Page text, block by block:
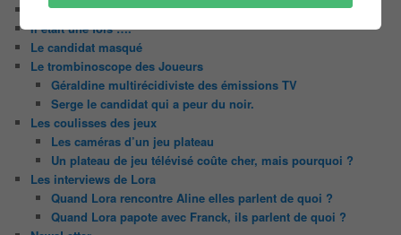
Contact
Il était une fois ….
Le candidat masqué
Le trombinoscope des Joueurs
Géraldine multirécidiviste des émissions TV
Serge le candidat qui a peur du noir.
Les coulisses des jeux
Les caméras d’un jeu plateau
Un plateau de jeu télévisé coûte cher, mais pourquoi ?
Les interviews de Lora
Quand Lora rencontre Aline elles parlent de quoi ?
Quand Lora papote avec Franck, ils parlent de quoi ?